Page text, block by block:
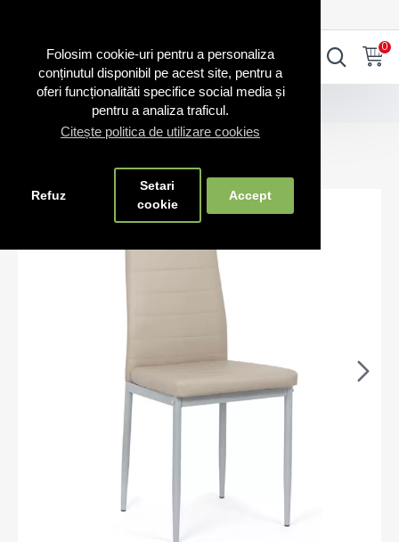
Folosim cookie-uri pentru a personaliza
conținutul disponibil pe acest site, pentru a
oferi funcționalităti specifice social media și
pentru a analiza traficul.
Citește politica de utilizare cookies
Refuz
Setari
cookie
Accept
0
Scaune bucătărie Scaune bucătărie BUC263 bej